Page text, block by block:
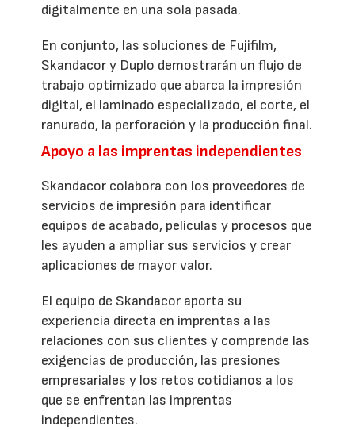
digitalmente en una sola pasada.
En conjunto, las soluciones de Fujifilm,
Skandacor y Duplo demostrarán un flujo de
trabajo optimizado que abarca la impresión
digital, el laminado especializado, el corte, el
ranurado, la perforación y la producción final.
Apoyo a las imprentas independientes
Skandacor colabora con los proveedores de
servicios de impresión para identificar
equipos de acabado, películas y procesos que
les ayuden a ampliar sus servicios y crear
aplicaciones de mayor valor.
El equipo de Skandacor aporta su
experiencia directa en imprentas a las
relaciones con sus clientes y comprende las
exigencias de producción, las presiones
empresariales y los retos cotidianos a los
que se enfrentan las imprentas
independientes.